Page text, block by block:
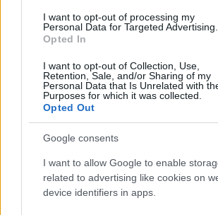
I want to opt-out of processing my
Personal Data for Targeted Advertising.
Opted In
I want to opt-out of Collection, Use,
Retention, Sale, and/or Sharing of my
Personal Data that Is Unrelated with
Purposes for which it was collected.
Opted Out
Google consents
I want to allow Google to enable
related to advertising like cookies on
device identifiers in apps.
Un estudio afirma que
5 enero, 2022
Ómicron tiene menos
6 7
... » Pasado »